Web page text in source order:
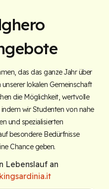
das das ganze Jahr über
lokalen Gemeinschaft
die Möglichkeit, wertvolle
wir Studenten von nahe
und spezialisierten
besondere Bedürfnisse
Chance geben.
Lebenslauf an